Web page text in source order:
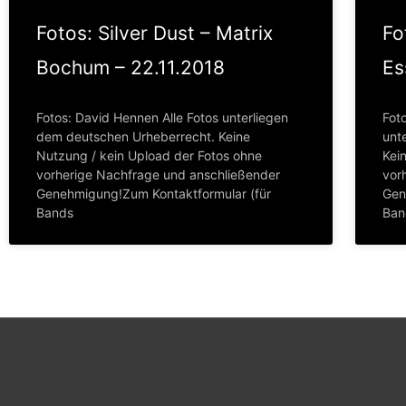
Fotos: Silver Dust – Matrix
Bochum – 22.11.2018
Fotos: David Hennen Alle Fotos unterliegen
dem deutschen Urheberrecht. Keine
Nutzung / kein Upload der Fotos ohne
vorherige Nachfrage und anschließender
Genehmigung!Zum Kontaktformular (für
Bands